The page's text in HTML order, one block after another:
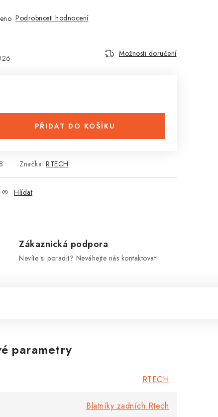
Podrobnosti hodnocení
Možnosti doručení
PŘIDAT DO KOŠÍKU
Značka: RTECH
Hlídat
Zákaznická podpora
Nevíte si poradit? Neváhejte nás kontaktovat!
parametry
RTECH
Blatníky zadních Rtech